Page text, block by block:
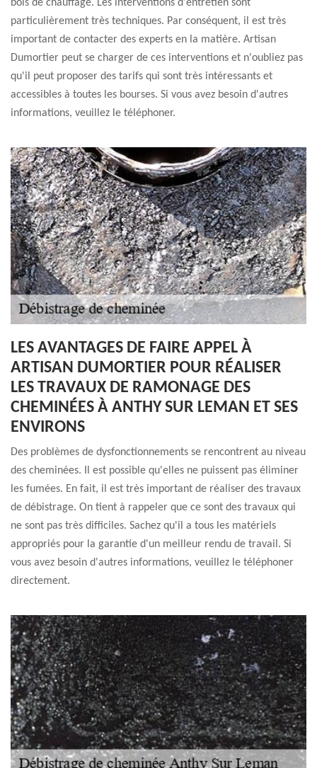
bois de chauffage. Les interventions d'entretien sont
particulièrement très techniques. Par conséquent, il est très
important de contacter des experts en la matière. Artisan
Dumortier peut se charger de ces interventions et n'oubliez pas
qu'il peut proposer des tarifs qui sont très intéressants et
accessibles à toutes les bourses. Si vous avez besoin d'autres
informations, veuillez le téléphoner.
LES AVANTAGES DE FAIRE APPEL À
ARTISAN DUMORTIER POUR RÉALISER
LES TRAVAUX DE RAMONAGE DES
CHEMINÉES À ANTHY SUR LEMAN ET SES
ENVIRONS
Des problèmes de dysfonctionnements se rencontrent au niveau
des cheminées. Il est possible qu'elles ne puissent pas éliminer
les fumées. En fait, il est très important de réaliser des travaux
de débistrage. On tient à rappeler que ce sont des travaux qui
ne sont pas très difficiles. Sachez qu'il a tous les matériels
appropriés pour la garantie d'un meilleur rendu de travail. Si
vous avez besoin d'autres informations, veuillez le téléphoner
directement.